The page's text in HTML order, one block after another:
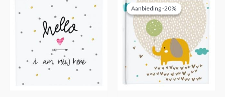
Aanbieding -20%
Aanbieding -20%
prijs
was:
€14,95.
prijs
is:
€11,95.